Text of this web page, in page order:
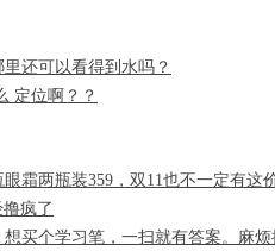
还可以看得到水吗？
定位啊？？
霜两瓶装359，双11也不一定有这
疯了
买个学习笔，一扫就有答案。麻烦